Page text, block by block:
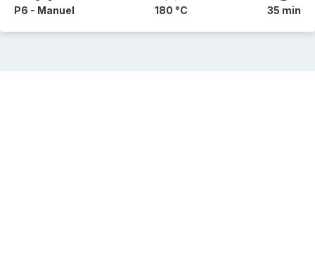
P6 - Manuel 180 °C 35 min